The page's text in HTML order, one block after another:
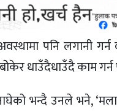
पनि लगानी
धाउँदैधाउँदै काम
नाघेको भन्दै उनले भने,